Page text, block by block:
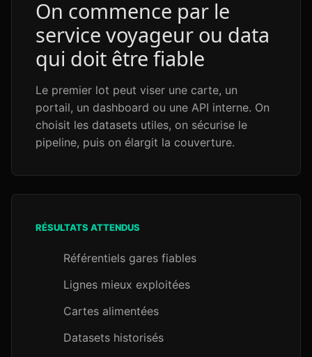
On commence par le
service voyageur ou data
qui doit être fiable
Le premier lot peut viser une carte, un
portail, un dashboard ou une API interne. On
choisit les datasets utiles, on sécurise le
pipeline, puis on élargit la couverture.
RÉSULTATS ATTENDUS
Référentiels gares fiables
Lignes mieux exploitées
Cartes alimentées
Datasets historisés